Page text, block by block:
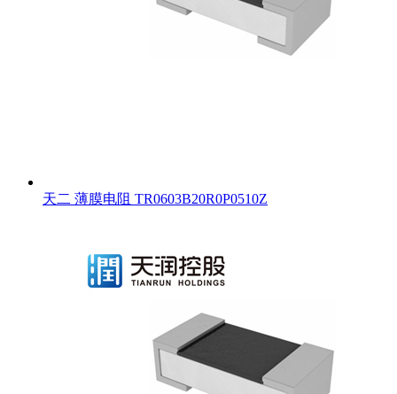
天二 薄膜电阻 TR0603B20R0P0510Z